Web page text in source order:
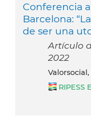
Conferencia
Barcelona:
de ser una
Artículo
2022
RIPESS